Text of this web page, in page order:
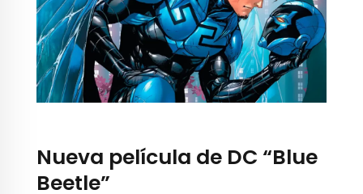
Nueva película de DC “Blue
Beetle”